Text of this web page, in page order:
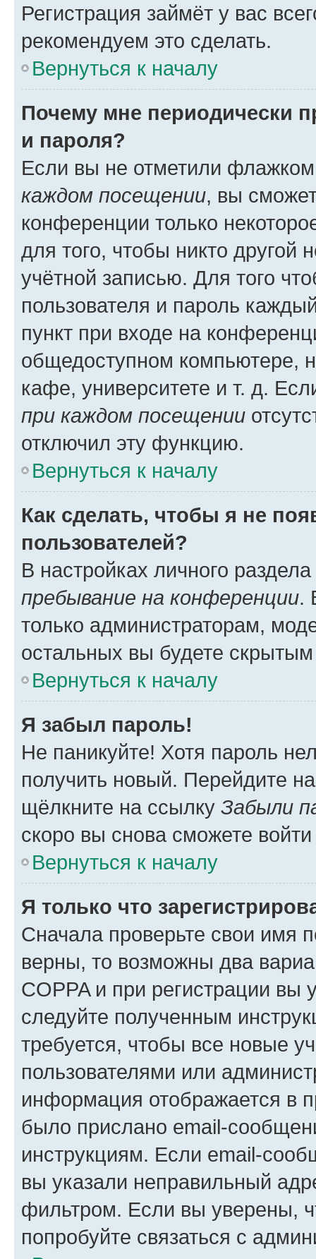
Регистрация займёт у вас
рекомендуем это сделать.
Вернуться к началу
Почему мне периодически
и пароля?
Если вы не отметили
каждом посещении, вы
конференции только
для того, чтобы никто другой
учётной записью. Для того
пользователя и пароль
пункт при входе на
общедоступном компьютере,
кафе, университете и т. д.
при каждом посещении
отключил эту функцию.
Вернуться к началу
Как сделать, чтобы я не
пользователей?
В настройках личного
пребывание на конференции.
только администраторам,
остальных вы будете
Вернуться к началу
Я забыл пароль!
Не паникуйте! Хотя пароль
получить новый. Перейдите
щёлкните на ссылку Забыли
скоро вы снова сможете
Вернуться к началу
Я только что
Сначала проверьте свои имя
верны, то возможны два
COPPA и при регистрации вы
следуйте полученным
требуется, чтобы все новые
пользователями или
информация отображается в
было прислано email-
инструкциям. Если email-
вы указали неправильный
фильтром. Если вы уверены,
попробуйте связаться с